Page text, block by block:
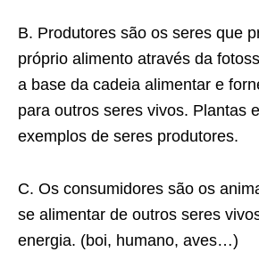
B. Produtores são os seres que
próprio alimento através da
a base da cadeia alimentar e
para outros seres vivos. Plantas
exemplos de seres produtores.
C. Os consumidores são os
se alimentar de outros seres
energia. (boi, humano, aves…)